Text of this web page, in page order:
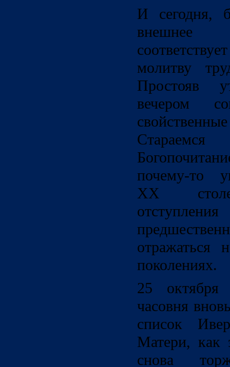
И сегодня,
внешнее
молитву
Простояв
вечером
почему-то
XX
поколениях.
25 октября
часовня
список
Матери, как
снова